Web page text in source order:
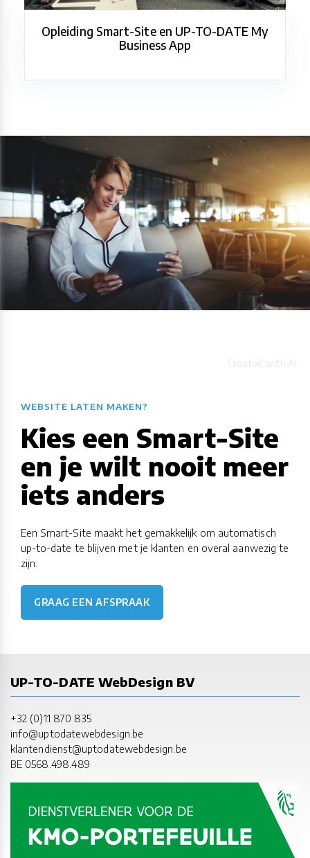
Opleiding Smart-Site en UP-TO-DATE My
Business App
WEBSITE LATEN MAKEN?
Kies een Smart-Site
en je wilt nooit meer
iets anders
Een Smart-Site maakt het gemakkelijk om automatisch
up-to-date te blijven met je klanten en overal aanwezig te
zijn.
GRAAG EEN AFSPRAAK
UP-TO-DATE WebDesign BV
+32 (0)11 870 835
info@uptodatewebdesign.be
klantendienst@uptodatewebdesign.be
BE 0568.498.489